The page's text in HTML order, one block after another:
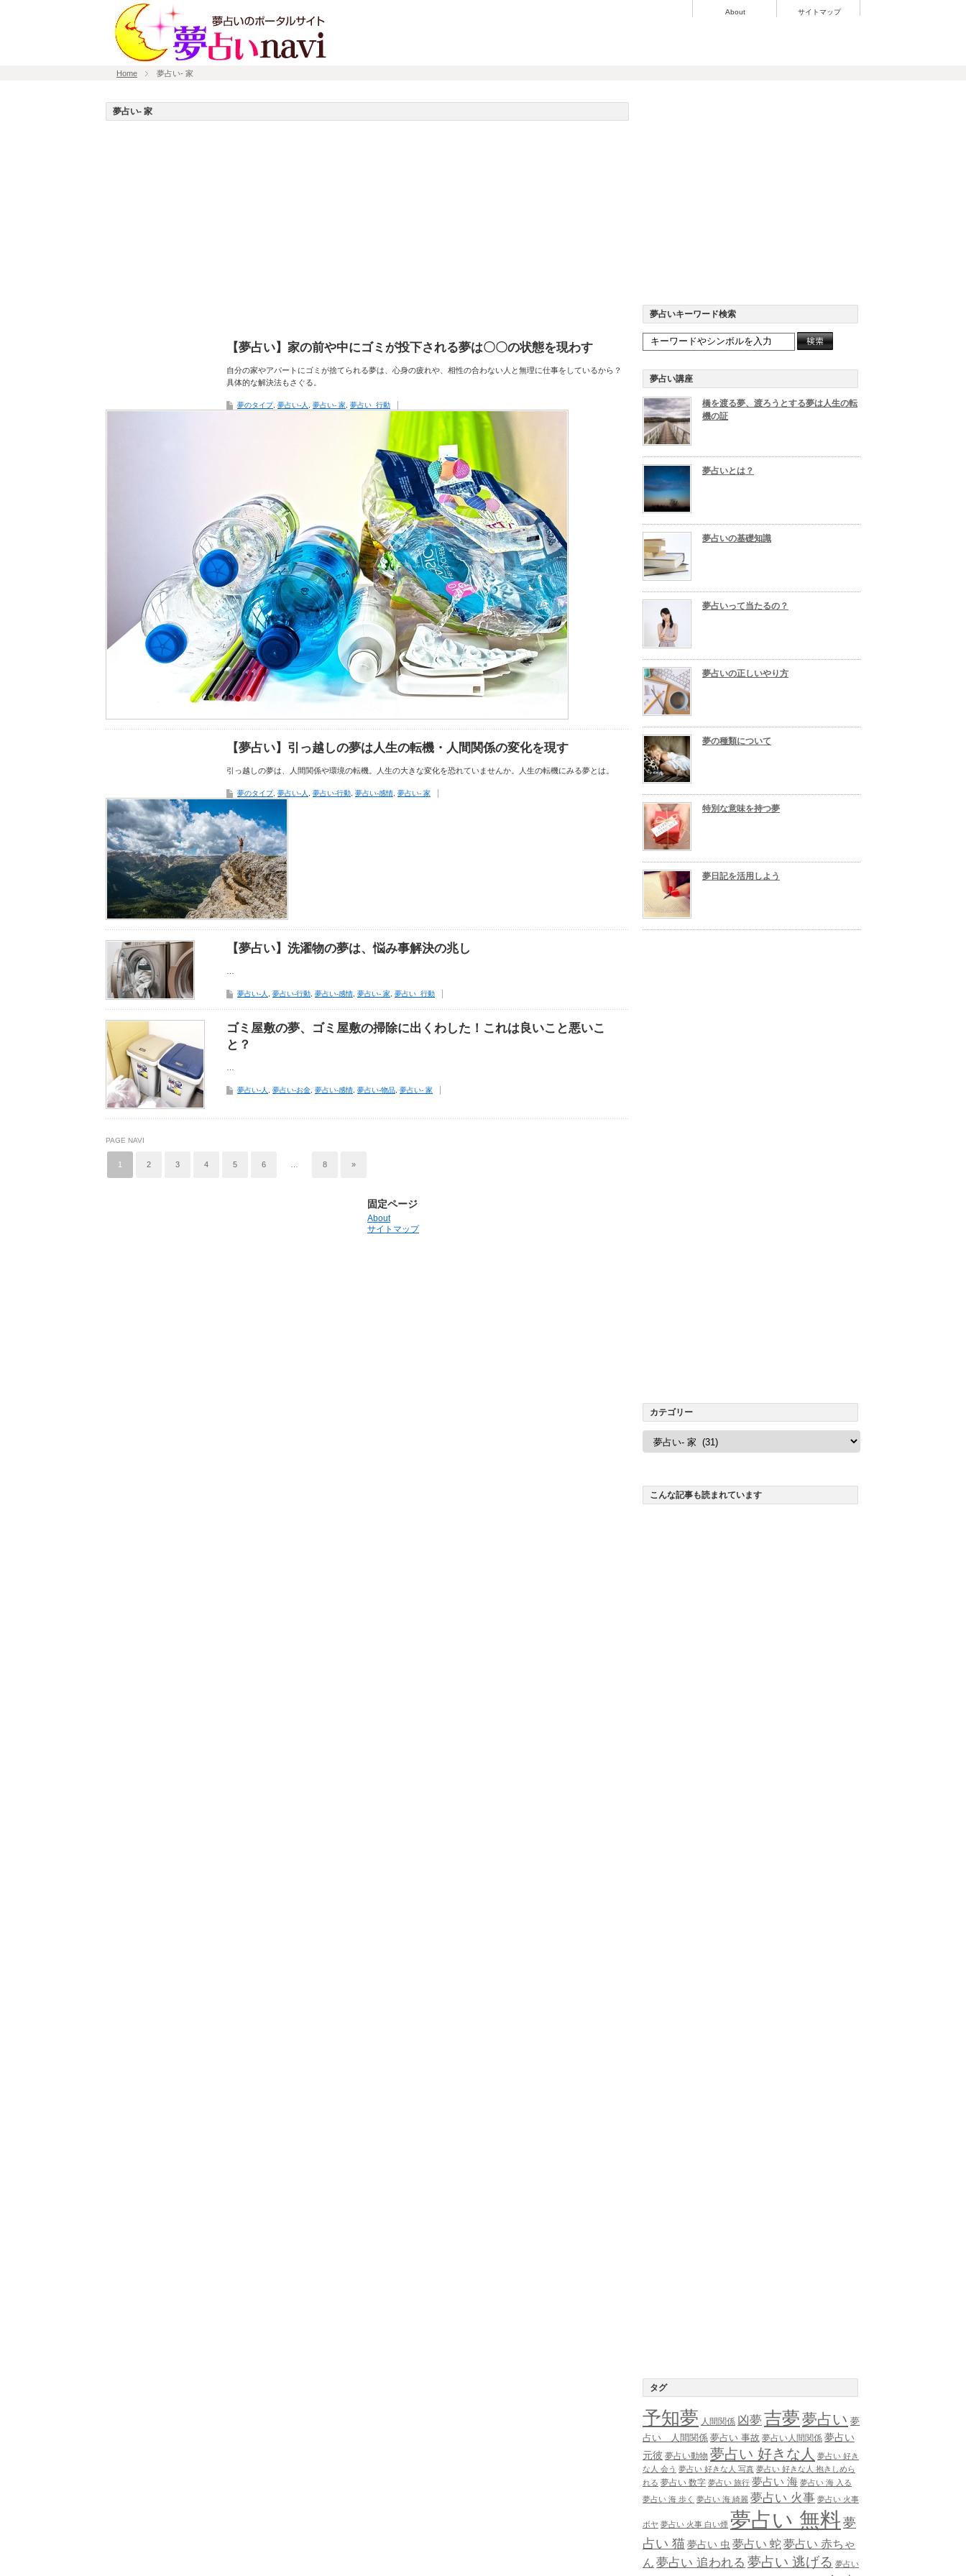
About サイトマップ
Home 夢占い- 家
夢占い- 家
【夢占い】家の前や中にゴミが投下される夢は〇〇の状態を現わす
自分の家やアパートにゴミが捨てられる夢は、心身の疲れや、相性の合わない人と無理に仕事をしているから？
具体的な解決法もさぐる。
夢のタイプ, 夢占い-人 夢占い- 家 夢占い_行動
【夢占い】引っ越しの夢は人生の転機・人間関係の変化を現す
引っ越しの夢は、人間関係や環境の転機。人生の大きな変化を恐れていませんか。人生の転機にみる夢とは。
夢のタイプ, 夢占い-人 夢占い-行動 夢占い-感情 夢占い- 家
【夢占い】洗濯物の夢は、悩み事解決の兆し
夢占い-人 夢占い-行動 夢占い-感情 夢占い- 家 夢占い_行動
ゴミ屋敷の夢、ゴミ屋敷の掃除に出くわした！これは良いこと悪いこ
と？
夢占い-人 夢占い-お金 夢占い-感情 夢占い-物品 夢占い- 家
PAGE NAVI
1 2 3 4 5 6 8 »
固定ページ
About
サイトマップ
夢占いキーワード検索
夢占い講座
橋を渡る夢、渡ろうとする夢は人生の転
機の証
夢占いとは？
夢占いの基礎知識
夢占いって当たるの？
夢占いの正しいやり方
夢の種類について
特別な意味を持つ夢
夢日記を活用しよう
カテゴリー
カ
ー
こんな記事も読まれています
タグ
予知夢 人間関係 凶夢 吉夢夢占い 夢
占い 人間関係 夢占い 事故 夢占い人間関係 夢占い
元彼 夢占い動物 夢占い 好きな人 夢占い 好き
な人 会う 夢占い 好きな人 写真 夢占い 好きな人 抱きしめら
れる 夢占い 数字 夢占い 旅行 夢占い 海 夢占い 海 入る
夢占い 海 歩く 夢占い 海 綺麗 夢占い 火事 夢占い 火事
ボヤ 夢占い 火事 白い煙 夢占い 無料 夢
占い 猫夢占い 虫 夢占い 蛇夢占い 赤ちゃ
ん 夢占い 追われる 夢占い 逃げる 夢占い